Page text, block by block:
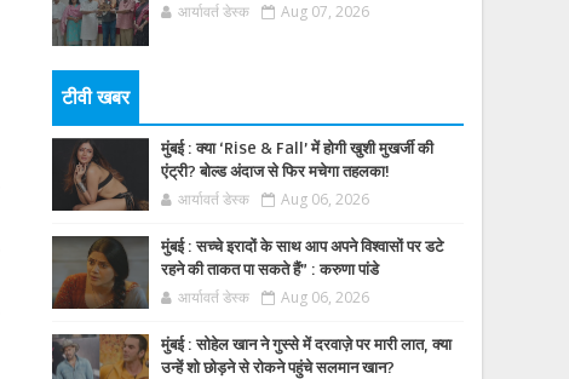
आर्यावर्त डेस्क Aug 07, 2026
टीवी खबर
मुंबई : क्या ‘Rise & Fall’ में होगी खुशी मुखर्जी की
एंट्री? बोल्ड अंदाज से फिर मचेगा तहलका!
आर्यावर्त डेस्क Aug 06, 2026
मुंबई : सच्चे इरादों के साथ आप अपने विश्वासों पर डटे
रहने की ताकत पा सकते हैं” : करुणा पांडे
आर्यावर्त डेस्क Aug 06, 2026
मुंबई : सोहेल खान ने गुस्से में दरवाज़े पर मारी लात, क्या
उन्हें शो छोड़ने से रोकने पहुंचे सलमान खान?